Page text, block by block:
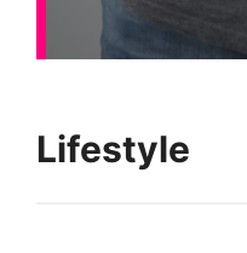
Lifestyle